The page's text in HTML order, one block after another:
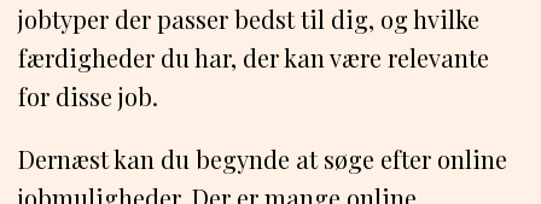
jobtyper der passer bedst til dig, og hvilke
færdigheder du har, der kan være relevante
for disse job.
Dernæst kan du begynde at søge efter online
jobmuligheder. Der er mange online